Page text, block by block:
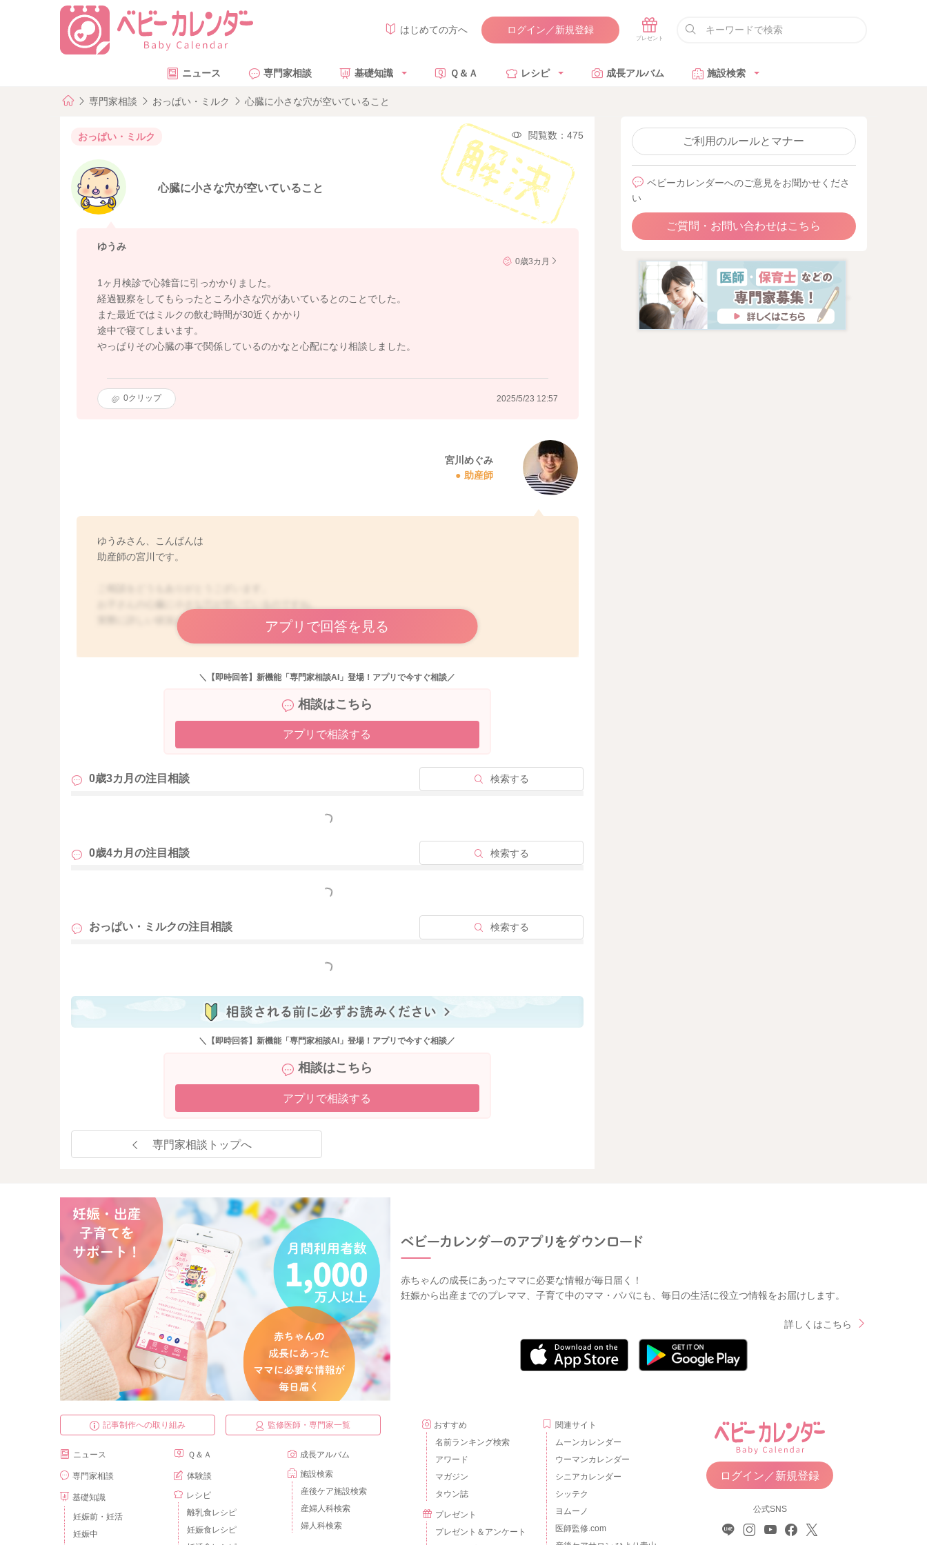
はじめての方へ ログイン／新規登録
ニュース 専門家相談 基礎知識 Ｑ＆Ａ レシピ 成長アルバム 施設検索
専門家相談 おっぱい・ミルク 心臓に小さな穴が空いていること
おっぱい・ミルク 閲覧数：475
心臓に小さな穴が空いていること
ゆうみ
0歳3カ月
1ヶ月検診で心雑音に引っかかりました。
経過観察をしてもらったところ小さな穴があいているとのことでした。
また最近ではミルクの飲む時間が30近くかかり
途中で寝てしまいます。
やっぱりその心臓の事で関係しているのかなと心配になり相談しました。
0クリップ 2025/5/23 12:57
宮川めぐみ
助産師
ゆうみさん、こんばんは
助産師の宮川です。
実際に詳しい状況はわからないのですが、飲むのに時間がかかってしまうのですね。
成長に伴い、飲み方も変化をしてくる頃にもなりますが、ご心配な時にはかかりつけの先生にもご相談い
そうして安心ができるようにしてみていただけたらと思います。
アプリで回答を見る
＼【即時回答】新機能「専門家相談AI」登場！アプリで今すぐ相談／
相談はこちら
アプリで相談する
0歳3カ月の注目相談 検索する
もっと見る
0歳4カ月の注目相談 検索する
もっと見る
おっぱい・ミルクの注目相談 検索する
もっと見る
＼【即時回答】新機能「専門家相談AI」登場！アプリで今すぐ相談／
相談はこちら
アプリで相談する
専門家相談トップへ
ご利用のルールとマナー
ベビーカレンダーへのご意見をお聞かせくださ
い
ご質問・お問い合わせはこちら
赤ちゃんの成長にあったママに必要な情報が毎日届く！
妊娠から出産までのプレママ、子育て中のママ・パパにも、毎日の生活に役立つ情報をお届けします。
詳しくはこちら
記事制作への取り組み 監修医師・専門家一覧
ニュース
専門家相談
基礎知識
妊娠前・妊活
妊娠中
Ｑ＆Ａ
体験談
レシピ
離乳食レシピ
妊娠食レシピ
成長アルバム
施設検索
産後ケア施設検索
産婦人科検索
婦人科検索
おすすめ
名前ランキング検索
アワード
マガジン
タウン誌
プレゼント
プレゼント＆アンケート
関連サイト
ムーンカレンダー
ウーマンカレンダー
シニアカレンダー
シッテク
ヨムーノ
医師監修.com
ログイン／新規登録
公式SNS